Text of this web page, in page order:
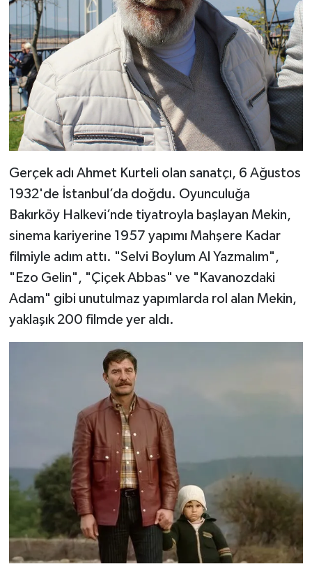
Gerçek adı Ahmet Kurteli olan sanatçı, 6 Ağustos
1932'de İstanbul’da doğdu. Oyunculuğa
Bakırköy Halkevi’nde tiyatroyla başlayan Mekin,
sinema kariyerine 1957 yapımı Mahşere Kadar
filmiyle adım attı. "Selvi Boylum Al Yazmalım",
"Ezo Gelin", "Çiçek Abbas" ve "Kavanozdaki
Adam" gibi unutulmaz yapımlarda rol alan Mekin,
yaklaşık 200 filmde yer aldı.